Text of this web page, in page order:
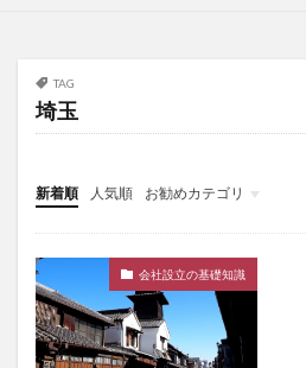
TAG
埼玉
新着順 人気順 お勧めカテゴリ
未分類
会社設立の基礎知識